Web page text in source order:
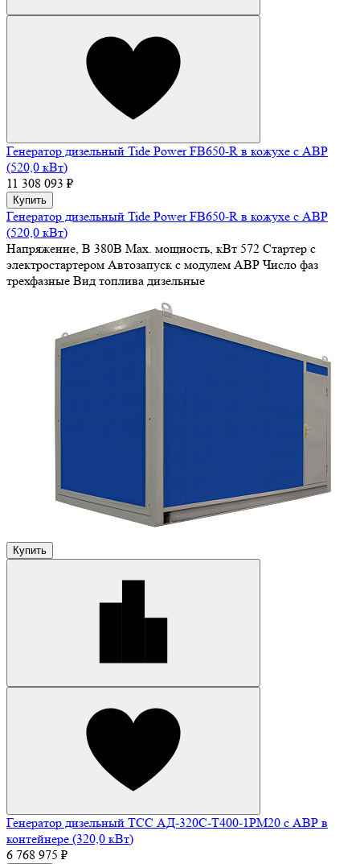
Генератор дизельный Tide Power FB650-R в кожухе с АВР
(520,0 кВт)
11 308 093 ₽
Купить
Генератор дизельный Tide Power FB650-R в кожухе с АВР
(520,0 кВт)
Напряжение, В 380В Max. мощность, кВт 572 Стартер с
электростартером Автозапуск с модулем АВР Число фаз
трехфазные Вид топлива дизельные
Купить
Генератор дизельный ТСС АД-320С-Т400-1РМ20 с АВР в
контейнере (320,0 кВт)
6 768 975 ₽